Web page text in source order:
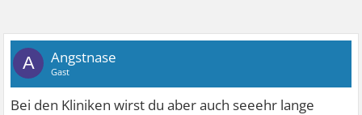
A Angstnase
Gast
Bei den Kliniken wirst du aber auch seeehr lange